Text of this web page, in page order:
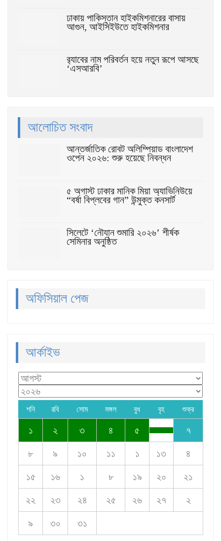
ঢাকায় পাকিস্তান হাইকমিশনারের বাসায়
আগুন, আইসিইউতে হাইকমিশনার
র‌্যাবের নাম পরিবর্তন হয়ে নতুন রূপে আসছে
‘এসআরবি’
আলোচিত সংবাদ
আন্তর্জাতিক রোবট অলিম্পিয়াড বাংলাদেশ
ওপেন ২০২৬: শুরু হয়েছে নিবন্ধন
৫ অগাস্ট ঢাকার মানিক মিয়া অ্যাভিনিউয়ে
“বর্ষা বিপ্লবের গান” উন্মুক্ত কনসার্ট
সিলেটে ‘নৌযান শুমারি ২০২৬’ শীর্ষক
সেমিনার অনুষ্ঠিত
অফিসিয়াল পেজ
আর্কাইভ
শনি রবি সোম মঙ্গল বুধ বৃহ শুক্র
১ ২ ৩ ৪ ৫ ৭
৮ ৯ ১০ ১১ ১ ১৩ ৪
১৫ ১৬ ১ ৮ ১৯ ২০ ২১
২২ ২৩ ২৪ ২৫ ২৬ ২৭ ২
৯ ৩০ ৩১